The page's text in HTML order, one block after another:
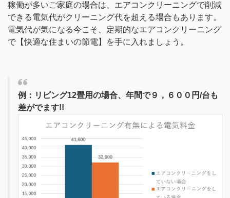
稼働が多いご家庭の場合は、エアコンクリーニングで削減
できる電気代がクリーニング代を超える場合もあります。
電気代が気になる今こそ、定期的なエアコンクリーニング
で【快適な住まいの節電】を手に入れましょう。
例：リビング12畳用の場合、年間で９，６００円/台も
差がでます!!